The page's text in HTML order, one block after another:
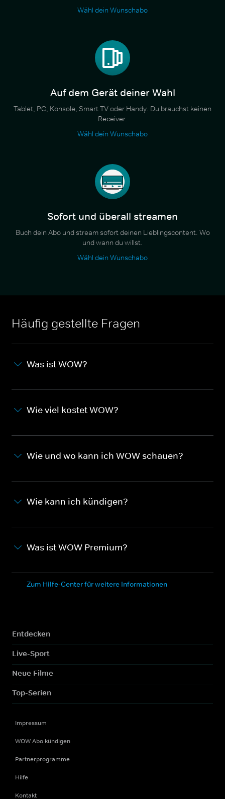
Wähl dein Wunschabo
Auf dem Gerät deiner Wahl
Tablet, PC, Konsole, Smart TV oder Handy. Du brauchst keinen
Receiver.
Wähl dein Wunschabo
Sofort und überall streamen
Buch dein Abo und stream sofort deinen Lieblingscontent. Wo
und wann du willst.
Wähl dein Wunschabo
Häufig gestellte Fragen
Was ist WOW?
Wie viel kostet WOW?
Wie und wo kann ich WOW schauen?
Wie kann ich kündigen?
Was ist WOW Premium?
Zum Hilfe-Center für weitere Informationen
Entdecken
Live-Sport
Neue Filme
Top-Serien
Impressum
WOW Abo kündigen
Partnerprogramme
Hilfe
Kontakt